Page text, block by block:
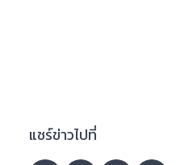
แชร์ข่าวไปที่